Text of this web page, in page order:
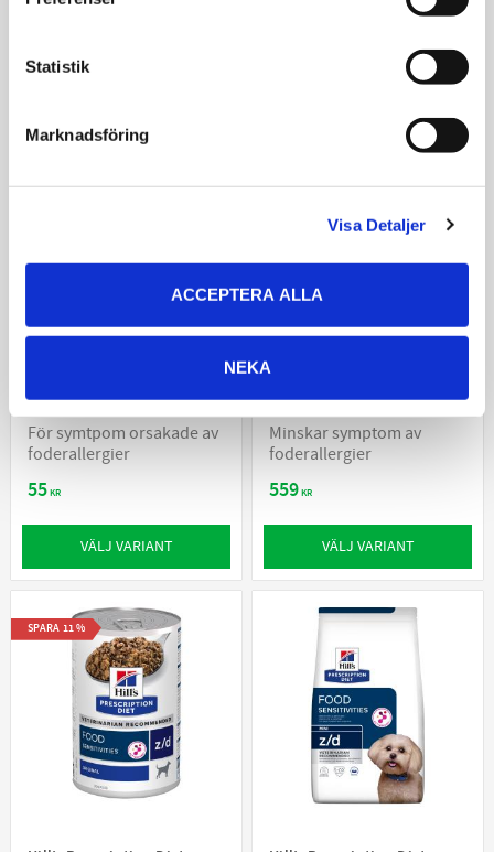
Statistik
Marknadsföring
Visa Detaljer
ACCEPTERA ALLA
NEKA
289
VÄLJ VARIANT VÄLJ VARIANT
Canine Z/D
För symtpom orsakade av
foderallergier
55KR
VÄLJ VARIANT
Hill’s Prescription Diet
Canine Z/D
Minskar symptom av
foderallergier
559KR
VÄLJ VARIANT
SPARA 11%